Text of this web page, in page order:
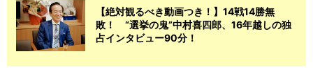
【絶対観るべき動画つき！】14戦14勝無
敗！ “選挙の鬼”中村喜四郎、16年越しの独
占インタビュー90分！